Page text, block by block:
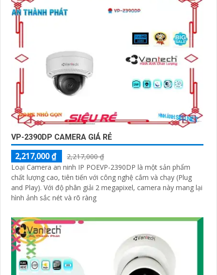
VP-2390DP CAMERA GIÁ RẺ
2,217,000 ₫
2,217,000 ₫
Loại Camera an ninh IP POEVP-2390DP là một sản phẩm
chất lượng cao, tiên tiến với công nghệ cắm và chạy (Plug
and Play). Với độ phân giải 2 megapixel, camera này mang lại
hình ảnh sắc nét và rõ ràng